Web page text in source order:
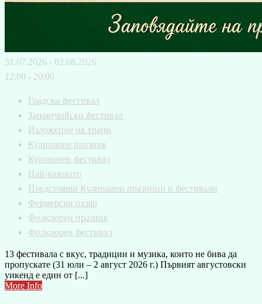
31.07.2026 - 02.08.2026
12:00 - 20:00
Градски фестивал
Занаятчийски фестивал
Изложение на храни
Кулинарен празник
Кулинарен фестивал
Най-важното
Предстоящи Кулинарни празници и фестивали
Фермерски пазар
Фолклорен празник
Фолклорен фестивал
13 фестивала с вкус, традиции и музика, които не бива да
пропускате (31 юли – 2 август 2026 г.) Първият августовски
уикенд е един от [...]
More Info